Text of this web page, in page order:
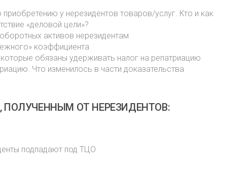
у нерезидентов товаров/услуг. Кто и как
«деловой цели»?
активов нерезидентам
коэффициента
обязаны удерживать налог на репатриацию
Что изменилось в части доказательства
ОТ НЕРЕЗИДЕНТОВ:
подпадают под ТЦО